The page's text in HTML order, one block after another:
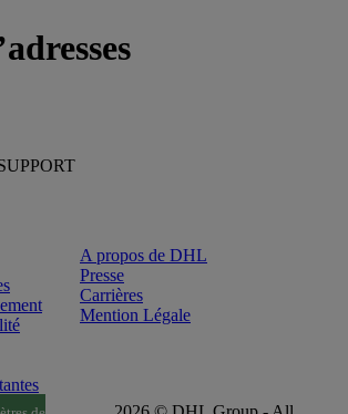
A propos de DHL
Presse
Carrières
Mention Légale